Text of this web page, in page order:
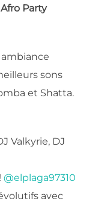
Party
sons
et Shatta.
Valkyrie, DJ
@elplaga97310
avec